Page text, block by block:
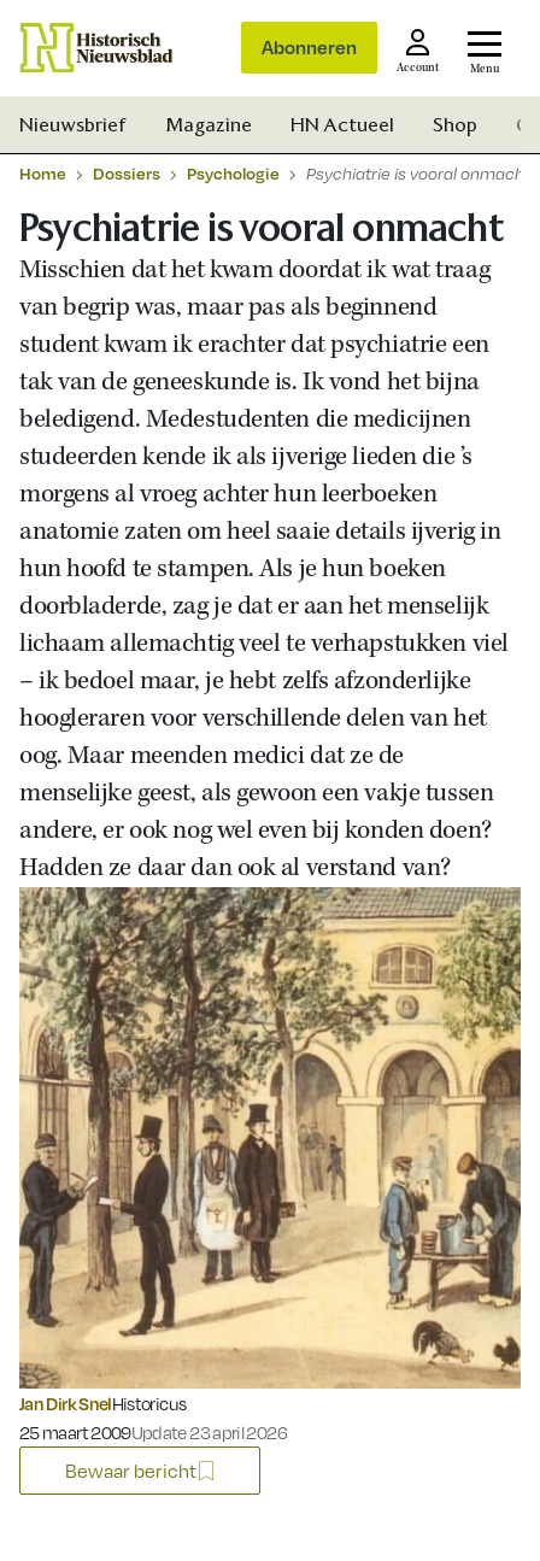
Abonneren
Account Menu
Zoek
Nieuwsbrief Magazine HN Actueel Shop
Home Dossiers Psychologie Psychiatrie is vooral onmacht
Psychiatrie is vooral onmacht
Misschien dat het kwam doordat ik wat traag
van begrip was, maar pas als beginnend
student kwam ik erachter dat psychiatrie een
tak van de geneeskunde is. Ik vond het bijna
beledigend. Medestudenten die medicijnen
studeerden kende ik als ijverige lieden die ’s
morgens al vroeg achter hun leerboeken
anatomie zaten om heel saaie details ijverig in
hun hoofd te stampen. Als je hun boeken
doorbladerde, zag je dat er aan het menselijk
lichaam allemachtig veel te verhapstukken viel
– ik bedoel maar, je hebt zelfs afzonderlijke
hoogleraren voor verschillende delen van het
oog. Maar meenden medici dat ze de
menselijke geest, als gewoon een vakje tussen
andere, er ook nog wel even bij konden doen?
Hadden ze daar dan ook al verstand van?
Jan Dirk SnelHistoricus
Gepubliceerd op:
25 maart 2009Update 23 april 2026
Bewaar bericht